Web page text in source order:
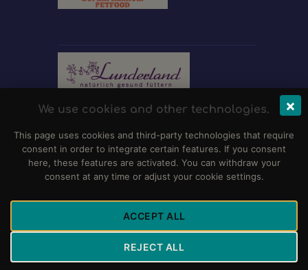
We use cookies and other technologies.
This page uses cookies and third-party technologies that require
consent in order to integrate certain features. If you consent
here, these features are activated. You can withdraw your
consent at any time or adjust your cookie settings.
ACCEPT ALL
REJECT ALL
×